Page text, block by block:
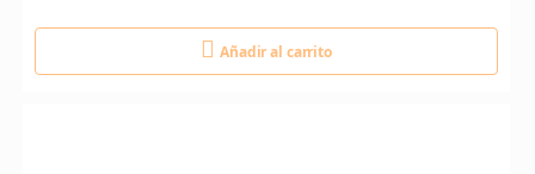
Añadir al carrito